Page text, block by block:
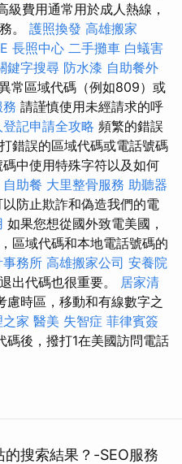
級費用通常用於成人熱線，
。 護照換發 高雄搬家
長照中心 二手攤車 白蟻害
鍵字搜尋 防水漆 自助餐外
常區域代碼（例如809）或
請謹慎使用未經請求的呼
記申請全攻略 頻繁的錯誤
錯誤的區域代碼或電話號碼
中使用特殊字符以及如何
自助餐 大里整骨服務 助聽器
防止欺詐和偽造我們的電
如果您想從國外致電美國，
區域代碼和本地電話號碼的
務所 高雄搬家公司 安養院
出代碼也很重要。 居家清
慮時區，移動和有線數字之
家 醫美 失智症 菲律賓簽
碼後，撥打1在美國訪問電話
搜索結果？-SEO服務